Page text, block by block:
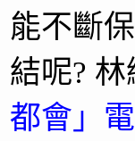
能不斷
結呢? 林
都會」